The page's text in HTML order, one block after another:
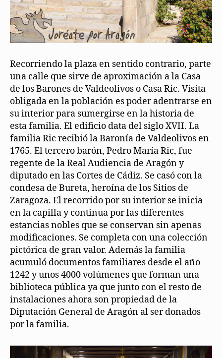
Recorriendo la plaza en sentido contrario, parte
una calle que sirve de aproximación a la Casa
de los Barones de Valdeolivos o Casa Ric. Visita
obligada en la población es poder adentrarse en
su interior para sumergirse en la historia de
esta familia. El edificio data del siglo XVII. La
familia Ric recibió la Baronía de Valdeolivos en
1765. El tercero barón, Pedro María Ric, fue
regente de la Real Audiencia de Aragón y
diputado en las Cortes de Cádiz. Se casó con la
condesa de Bureta, heroína de los Sitios de
Zaragoza. El recorrido por su interior se inicia
en la capilla y continua por las diferentes
estancias nobles que se conservan sin apenas
modificaciones. Se completa con una colección
pictórica de gran valor. Además la familia
acumuló documentos familiares desde el año
1242 y unos 4000 volúmenes que forman una
biblioteca pública ya que junto con el resto de
instalaciones ahora son propiedad de la
Diputación General de Aragón al ser donados
por la familia.